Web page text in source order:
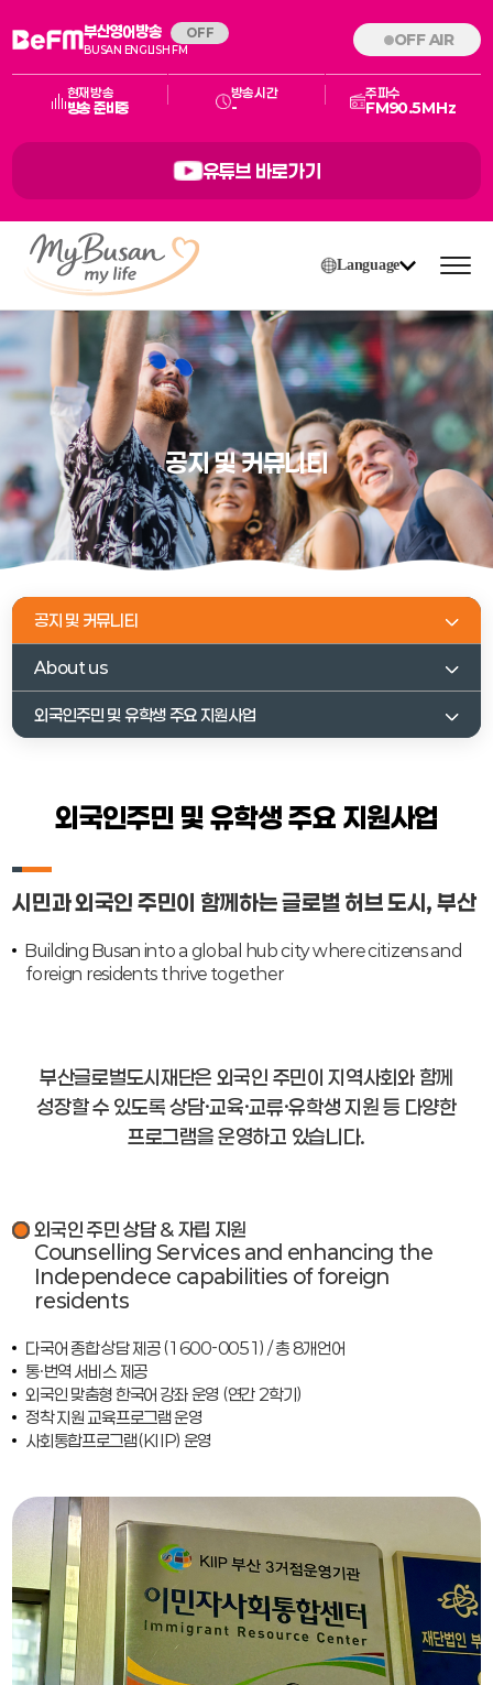
부산영어방송 OFF
BUSAN ENGLISH FM
OFF AIR
현재방송
방송 준비중
방송시간
-
주파수
FM90.5MHz
유튜브 바로가기
Language
공지 및 커뮤니티
공지 및 커뮤니티
About us
외국인주민 및 유학생 주요 지원사업
외국인주민 및 유학생 주요 지원사업
시민과 외국인 주민이 함께하는 글로벌 허브 도시, 부산
Building Busan into a global hub city where citizens and
foreign residents thrive together
부산글로벌도시재단은 외국인 주민이 지역사회와 함께
성장할 수 있도록상담·교육·교류·유학생 지원 등 다양한
프로그램을 운영하고 있습니다.
외국인 주민 상담 & 자립 지원
Counselling Services and enhancing the
Independece capabilities of foreign
residents
다국어 종합 상담 제공 (1600-0051) / 총 8개언어
통·번역 서비스 제공
외국인 맞춤형 한국어 강좌 운영 (연간 2학기)
정착 지원 교육프로그램 운영
사회통합프로그램(KIIP) 운영